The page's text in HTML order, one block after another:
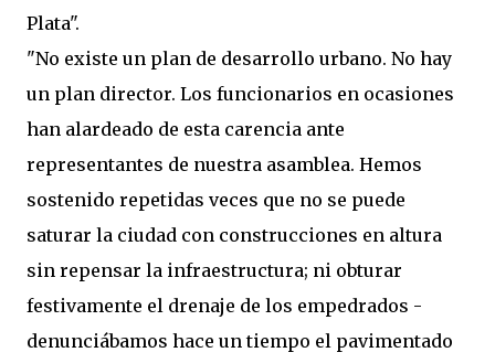
Plata".
"No existe un plan de desarrollo urbano. No hay
un plan director. Los funcionarios en ocasiones
han alardeado de esta carencia ante
representantes de nuestra asamblea. Hemos
sostenido repetidas veces que no se puede
saturar la ciudad con construcciones en altura
sin repensar la infraestructura; ni obturar
festivamente el drenaje de los empedrados -
denunciábamos hace un tiempo el pavimentado